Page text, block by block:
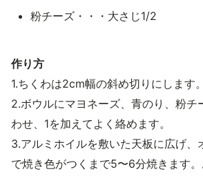
粉チーズ・・・大さじ1/2
作り方
1.ちくわは2cm幅の斜め切りにします。
2.ボウルにマヨネーズ、青のり、粉チ
わせ、1を加えてよく絡めます。
3.アルミホイルを敷いた天板に広げ、
で焼き色がつくまで5〜6分焼きます